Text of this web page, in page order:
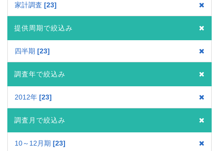
家計調査 23
提供周期で絞込み
四半期 23
調査年で絞込み
2012年 23
調査月で絞込み
10～12月期 23